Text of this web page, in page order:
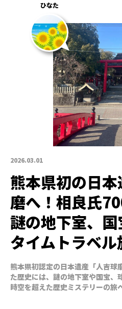
2026.03.01
ひなた
熊本県初の日
磨へ！相良氏
謎の地下室、
タイムトラベル
熊本県初認定の日本遺産「人吉
た歴史には、謎の地下室や国宝、
時空を超えた歴史ミステリーの旅